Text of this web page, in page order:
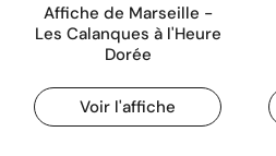
Affiche de Marseille -
Les Calanques à l'Heure
Dorée
Voir l'affiche